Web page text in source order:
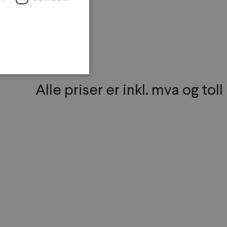
Alle priser er inkl. mva og toll